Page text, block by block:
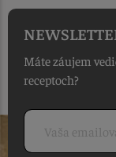
Máte záujem
receptoch?